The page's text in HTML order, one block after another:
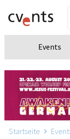
Events
Startseite